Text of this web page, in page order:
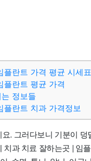
플란트 가격 평균 시세표
플란트 평균 가격
정보들
플란트 치과 가격정보
. 그러다보니 기분이
과 치료 잘하는곳 | 임